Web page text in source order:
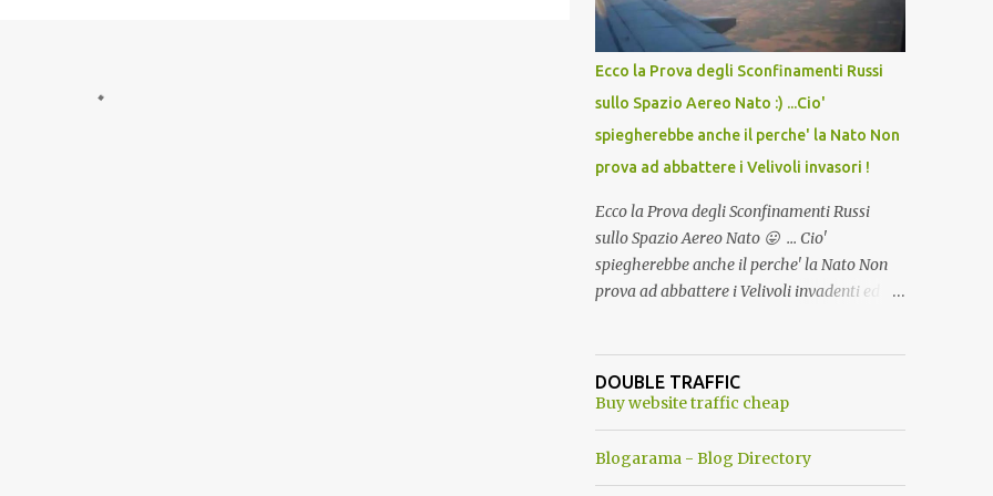
del Capo, era "spettacolare Ghiacciato, ma
andava bene anche, a Temperatura
Ambiente"! Riproponiamo l'articolo per NON
Ecco la Prova degli Sconfinamenti Russi
sullo Spazio Aereo Nato :) ...Cio'
spiegherebbe anche il perche' la Nato Non
prova ad abbattere i Velivoli invasori !
Ecco la Prova degli Sconfinamenti Russi
sullo Spazio Aereo Nato 😛 ... Cio'
spiegherebbe anche il perche' la Nato Non
prova ad abbattere i Velivoli invadenti ed
alcuna notizia di un'invasione dello spazio
aereo NATO da parte di un robot chiamato
ancora una fantasia Nato o forse una "False
DOUBLE TRAFFIC
Buy website traffic cheap
Blogarama - Blog Directory